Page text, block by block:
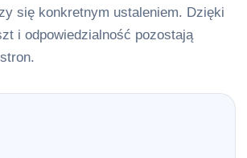
się konkretnym ustaleniem. Dzięki
i odpowiedzialność pozostają